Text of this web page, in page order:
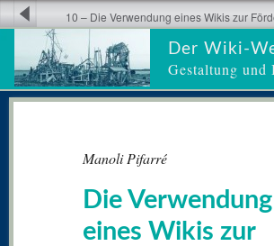
Der Wiki-
Gestaltung und
10 – Die Verwendung eines Wikis zur
Manoli Pifarré
Die Verwendung
eines Wikis zur